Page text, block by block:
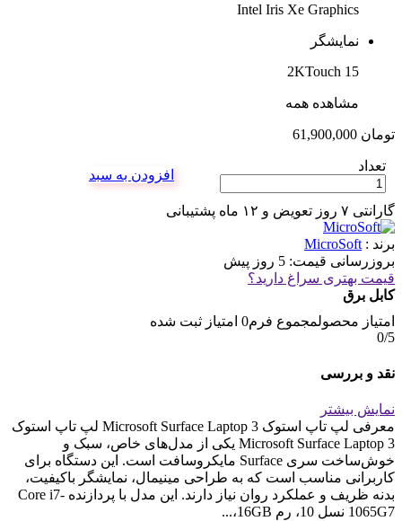
Intel Iris Xe Graphics
نمایشگر
15 2KTouch
مشاهده همه
تومان
تعداد
افزودن به سبد
گارانتی ۷ روز تعویض و ۱۲ ماه پشتیبانی
برند : MicroSoft
بروزرسانی قیمت: 5 روز پیش
قیمت بهتری سراغ دارید؟
کابل برق
امتیاز محصولمجموع فرم0 امتیاز ثبت شده
0/5
نقد و بررسی
نمایش بیشتر
معرفی لپ تاپ استوک Microsoft Surface Laptop 3 لپ تاپ استوک
Microsoft Surface Laptop 3 یکی از مدل‌های خاص، سبک و
خوش‌ساخت سری Surface مایکروسافت است. این دستگاه برای
کاربرانی مناسب است که به طراحی مینیمال، نمایشگر باکیفیت،
بدنه ظریف و عملکرد روان نیاز دارند. این مدل با پردازنده Core i7-
1065G7 نسل 10، رم 16GB،...